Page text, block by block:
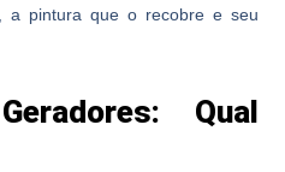
a pintura que o recobre e seu
Qual